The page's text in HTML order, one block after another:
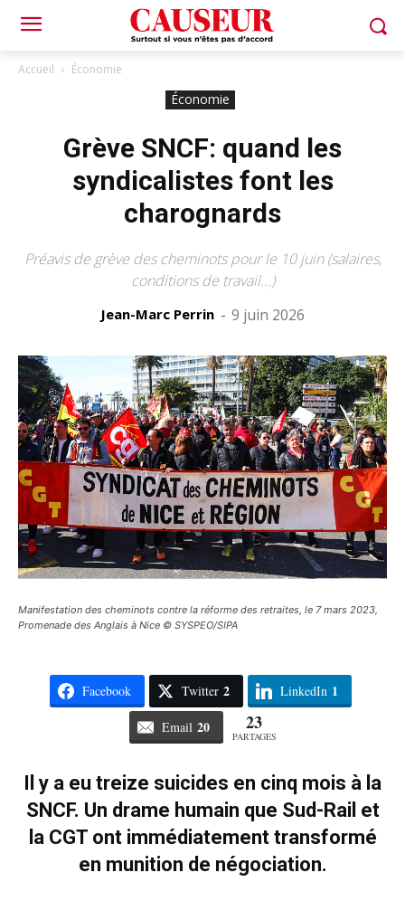
Accueil Économie
Économie
Grève SNCF: quand les
syndicalistes font les
charognards
Préavis de grève des cheminots pour le 10 juin (salaires,
conditions de travail...)
Jean-Marc Perrin - 9 juin 2026
Manifestation des cheminots contre la réforme des retraites, le 7 mars 2023,
Promenade des Anglais à Nice © SYSPEO/SIPA
Facebook Twitter 2 LinkedIn 1
Email 20 23
PARTAGES
Il y a eu treize suicides en cinq mois à la
SNCF. Un drame humain que Sud-Rail et
la CGT ont immédiatement transformé
en munition de négociation.